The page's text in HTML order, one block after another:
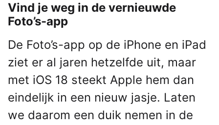
Vind je weg in de vernieuwde
Foto’s-app
De Foto’s-app op de iPhone en iPad
ziet er al jaren hetzelfde uit, maar
met iOS 18 steekt Apple hem dan
eindelijk in een nieuw jasje. Laten
we daarom een duik nemen in de